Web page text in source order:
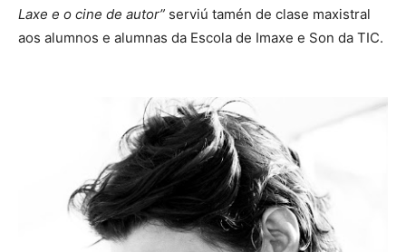
Laxe e o cine de autor” serviú tamén de clase maxistral
aos alumnos e alumnas da Escola de Imaxe e Son da TIC.